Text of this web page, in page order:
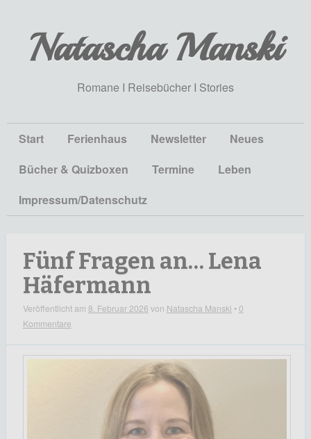
Natascha Manski
Romane I Reisebücher I Stories
Start Ferienhaus Newsletter
Neues
Bücher & Quizboxen
Termine
Leben
Impressum/Datenschutz
Fünf Fragen an… Lena
Häfermann
Veröffentlicht am 8. Februar 2026 von Natascha Manski • 0
Kommentare